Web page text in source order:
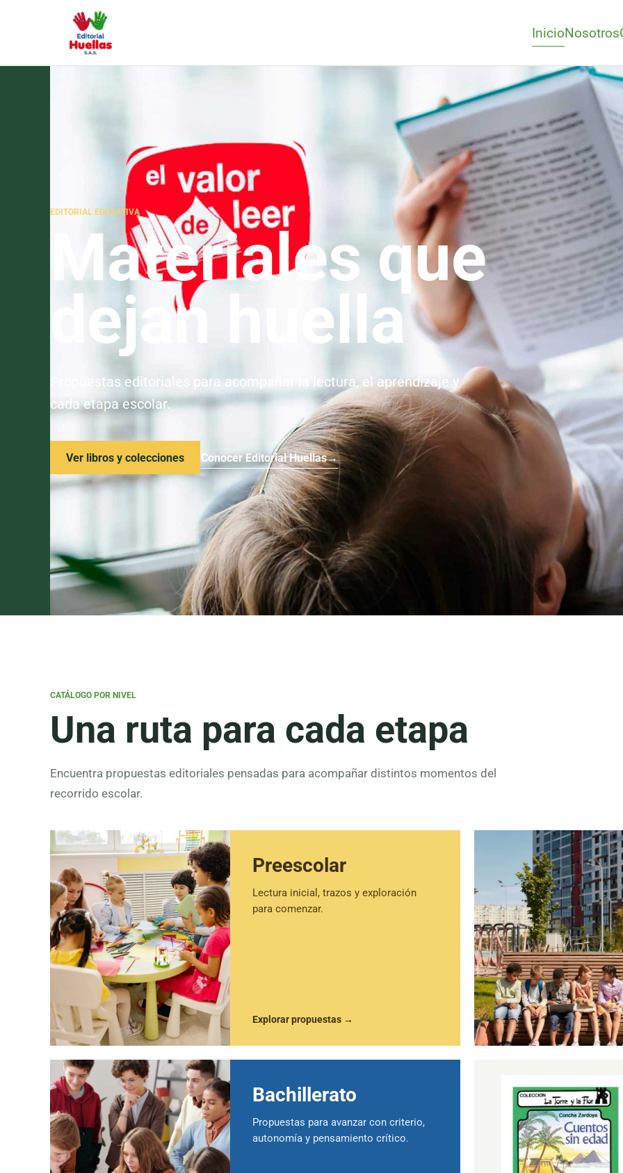
InicioNosotros
EDITORIAL EDUCATIVA
Materiales que
dejan huella
Propuestas editoriales para acompañar la lectura, el aprendizaje y
cada etapa escolar.
Ver libros y colecciones Conocer Editorial Huellas→
CATÁLOGO POR NIVEL
Una ruta para cada etapa
Encuentra propuestas editoriales pensadas para acompañar distintos momentos del
recorrido escolar.
Preescolar
Lectura inicial, trazos y exploración
para comenzar.
Explorar propuestas →
Bachillerato
Propuestas para avanzar con criterio,
autonomía y pensamiento crítico.